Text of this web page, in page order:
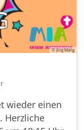
© Jörg Mang
wieder einen
Herzliche